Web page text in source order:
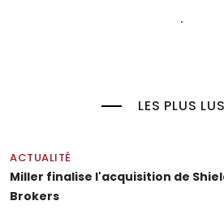
LES PLUS LUS
ACTUALITÉ
Miller finalise l'acquisition de
Brokers